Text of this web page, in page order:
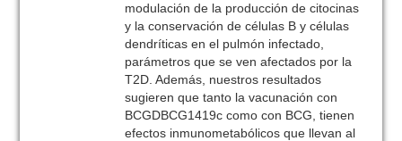
modulación de la producción de citocinas
y la conservación de células B y células
dendríticas en el pulmón infectado,
parámetros que se ven afectados por la
T2D. Además, nuestros resultados
sugieren que tanto la vacunación con
BCGDBCG1419c como con BCG, tienen
efectos inmunometabólicos que llevan al